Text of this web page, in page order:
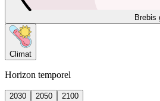
Brebis
Climat
Horizon temporel
2030 2050
2100